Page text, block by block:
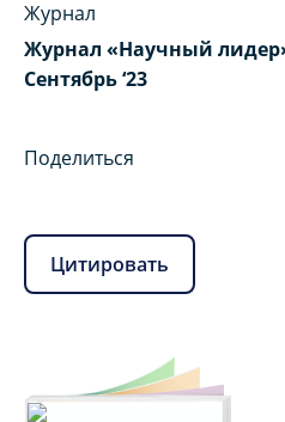
Журнал
Журнал «Научный
Сентябрь ‘23
Поделиться
Цитировать